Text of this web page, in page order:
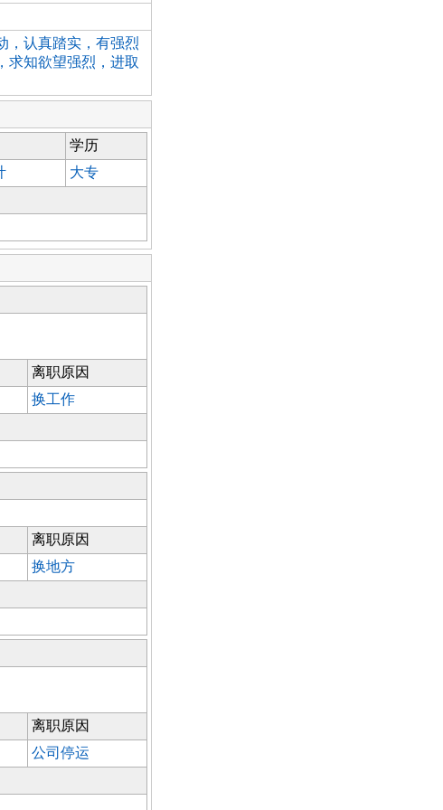
，认真踏实，有强烈
求知欲望强烈，进取
学历
大专
离职原因
换工作
离职原因
换地方
离职原因
公司停运